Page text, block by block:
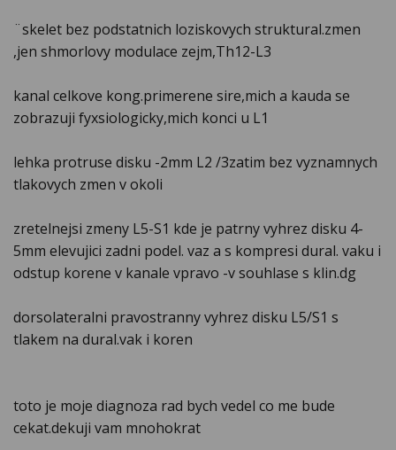
¨skelet bez podstatnich loziskovych struktural.zmen
,jen shmorlovy modulace zejm,Th12-L3
kanal celkove kong.primerene sire,mich a kauda se
zobrazuji fyxsiologicky,mich konci u L1
lehka protruse disku -2mm L2 /3zatim bez vyznamnych
tlakovych zmen v okoli
zretelnejsi zmeny L5-S1 kde je patrny vyhrez disku 4-
5mm elevujici zadni podel. vaz a s kompresi dural. vaku i
odstup korene v kanale vpravo -v souhlase s klin.dg
dorsolateralni pravostranny vyhrez disku L5/S1 s
tlakem na dural.vak i koren
toto je moje diagnoza rad bych vedel co me bude
cekat.dekuji vam mnohokrat